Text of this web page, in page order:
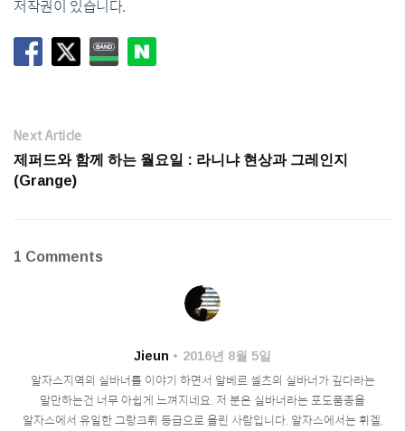
저작권이 있습니다.
Next Article
제퍼드와 함께 하는 월요일 : 라니냐 현상과 그레인지
(Grange)
1 Comments
Jieun 2016년 8월 5일
알자스지역의 실바너를 이야기 하면서 알베르 셀츠의 실바너가 깊다라는
말만하는건 너무 아쉽게 느껴지네요. 저 분은 실바너라는 포도품종을
알자스에서 유일한 그랑크뤼 등급으로 올린 사람입니다. 알자스에서는 휘겔,